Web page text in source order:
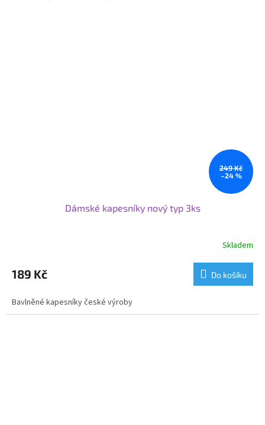
249 Kč
–24 %
Dámské kapesníky nový typ 3ks
Skladem
189 Kč Do košíku
Bavlněné kapesníky české výroby